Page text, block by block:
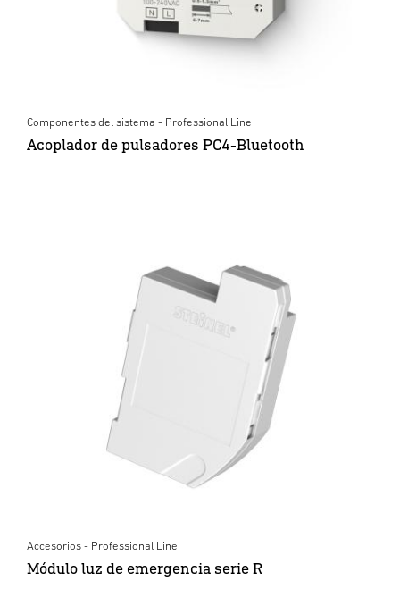
Componentes del sistema - Professional Line
Acoplador de pulsadores PC4-Bluetooth
Accesorios - Professional Line
Módulo luz de emergencia serie R